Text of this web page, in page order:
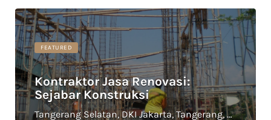
FEATURED
Kontraktor Jasa Renovasi:
Sejabar Konstruksi
Tangerang Selatan, DKI Jakarta, Tangerang, Depok, Bekasi